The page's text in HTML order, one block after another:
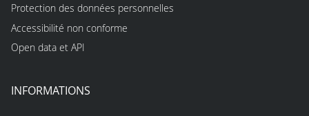
Protection des données personnelles
Accessibilité non conforme
Open data et API
INFORMATIONS